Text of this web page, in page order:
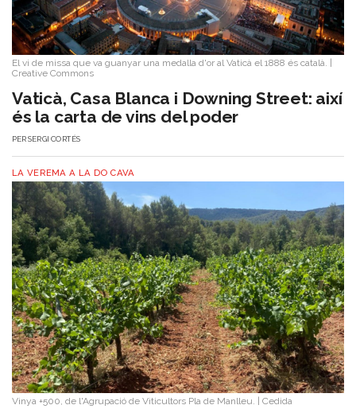
El vi de missa que va guanyar una medalla d'or al Vaticà el 1888 és català.
Creative Commons
Vaticà, Casa Blanca i Downing Street: així
és la carta de vins del poder
PERSERGI CORTÉS
LA VEREMA A LA DO CAVA
Vinya +500, de l'Agrupació de Viticultors Pla de Manlleu. Cedida